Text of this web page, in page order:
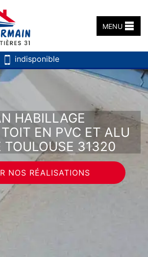
indisponible
MENU
HABILLAGE
EN PVC ET ALU
TOULOUSE 31320
NOS RÉALISATIONS